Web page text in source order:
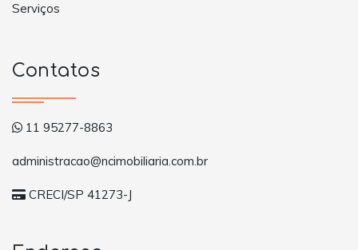
Serviços
Contatos
11 95277-8863
administracao@ncimobiliaria.com.br
CRECI/SP 41273-J